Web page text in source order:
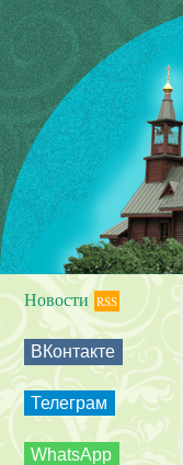
Новости RSS
ВКонтакте
Телеграм
WhatsApp